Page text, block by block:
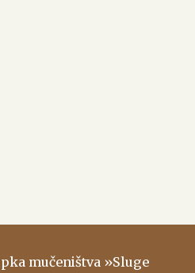
mučeništva »Sluge